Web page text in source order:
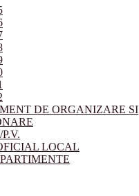
DE ORGANIZARE SI
LOCAL